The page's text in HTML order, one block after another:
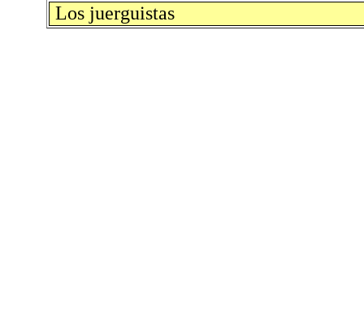
Los juerguistas